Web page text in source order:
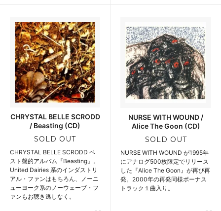
CHRYSTAL BELLE SCRODD
/ Beasting (CD)
SOLD OUT
CHRYSTAL BELLE SCRODD ベ
スト盤的アルバム『Beasting』。
United Dairies 系のインダストリ
アル・ファンはもちろん、ノーニ
ューヨーク系のノーウェーブ・フ
ァンもお聴き逃しなく。
NURSE WITH WOUND /
Alice The Goon (CD)
SOLD OUT
NURSE WITH WOUND が1995年
にアナログ500枚限定でリリース
した『Alice The Goon』が再び再
発。2000年の再発同様ボーナス
トラック１曲入り。